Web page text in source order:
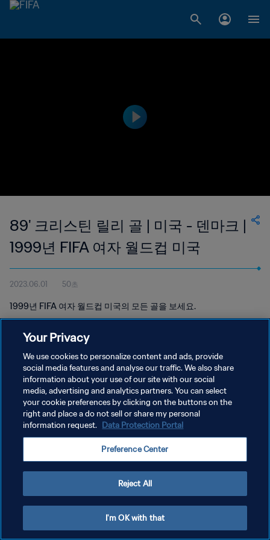
89' 크리스틴 릴리 골 | 미국 - 덴마크 |
1999년 FIFA 여자 월드컵 미국
2023.06.01 50초
1999년 FIFA 여자 월드컵 미국의 모든 골을 보세요.
개인정보 보호정책
서비스 약관
쿠키 기본 설정 관리
Your Privacy
We use cookies to personalize content and ads, provide
social media features and analyse our traffic. We also share
information about your use of our site with our social
media, advertising and analytics partners. You can select
your cookie preferences by clicking on the buttons on the
right and place a do not sell or share my personal
information request. Data Protection Portal
Preference Center
Reject All
I'm OK with that